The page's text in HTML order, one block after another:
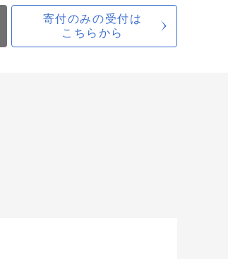
寄付のみの受付は
こちらから